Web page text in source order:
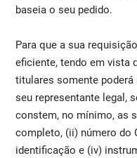
baseia o seu pedido.
Para que a sua
eficiente, tendo em vista
titulares somente
seu representante legal,
constem, no mínimo, as
completo, (ii) número do
identificação e (iv)